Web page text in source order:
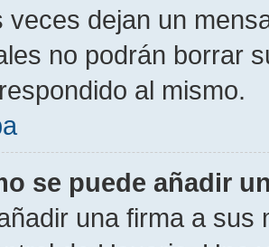
veces dejan un
no podrán borrar
al mismo.
se puede añadir
una firma a sus